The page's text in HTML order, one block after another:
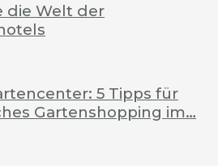
die Welt der
5 Tipps für
Gartenshopping im…